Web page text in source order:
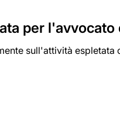
per
sull'attività